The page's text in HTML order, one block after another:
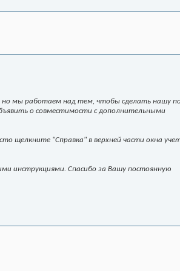
но мы работаем над тем, чтобы сделать нашу
о совместимости с дополнительными
щелкните "Справка" в верхней части окна
инструкциями. Спасибо за Вашу постоянную